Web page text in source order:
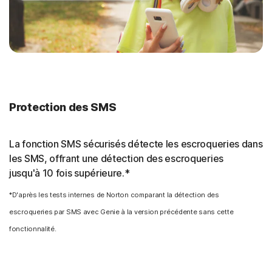
Protection des SMS
La fonction SMS sécurisés détecte les escroqueries dans
les SMS, offrant une détection des escroqueries
jusqu'à 10 fois supérieure.*
*D'après les tests internes de Norton comparant la détection des
escroqueries par SMS avec Genie à la version précédente sans cette
fonctionnalité.